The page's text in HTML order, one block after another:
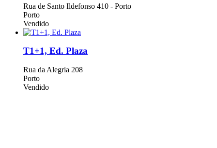
Rua de Santo Ildefonso 410 - Porto
Porto
Vendido
T1+1, Ed. Plaza
Rua da Alegria 208
Porto
Vendido